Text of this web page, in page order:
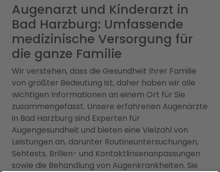
Augenarzt und Kinderarzt in
Bad Harzburg: Umfassende
medizinische Versorgung für
die ganze Familie
Wir verstehen, dass die Gesundheit Ihrer Familie
von größter Bedeutung ist, daher haben wir alle
wichtigen Informationen an einem Ort für Sie
zusammengefasst. Unsere erfahrenen Augenärzte
in Bad Harzburg sind Experten für
Augengesundheit und bieten eine Vielzahl von
Leistungen an, darunter Routineuntersuchungen,
Sehtests, Brillen- und Kontaktlinsenanpassungen
sowie die Behandlung von Augenkrankheiten. Sie